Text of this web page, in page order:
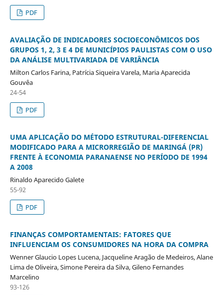
PDF
AVALIAÇÃO DE INDICADORES SOCIOECONÔMICOS DOS
GRUPOS 1, 2, 3 E 4 DE MUNICÍPIOS PAULISTAS COM O USO
DA ANÁLISE MULTIVARIADA DE VARIÂNCIA
Milton Carlos Farina, Patrícia Siqueira Varela, Maria Aparecida
Gouvêa
24-54
PDF
UMA APLICAÇÃO DO MÉTODO ESTRUTURAL-DIFERENCIAL
MODIFICADO PARA A MICRORREGIÃO DE MARINGÁ (PR)
FRENTE À ECONOMIA PARANAENSE NO PERÍODO DE 1994
A 2008
Rinaldo Aparecido Galete
55-92
PDF
FINANÇAS COMPORTAMENTAIS: FATORES QUE
INFLUENCIAM OS CONSUMIDORES NA HORA DA COMPRA
Wenner Glaucio Lopes Lucena, Jacqueline Aragão de Medeiros, Alane
Lima de Oliveira, Simone Pereira da Silva, Gileno Fernandes
Marcelino
93-126